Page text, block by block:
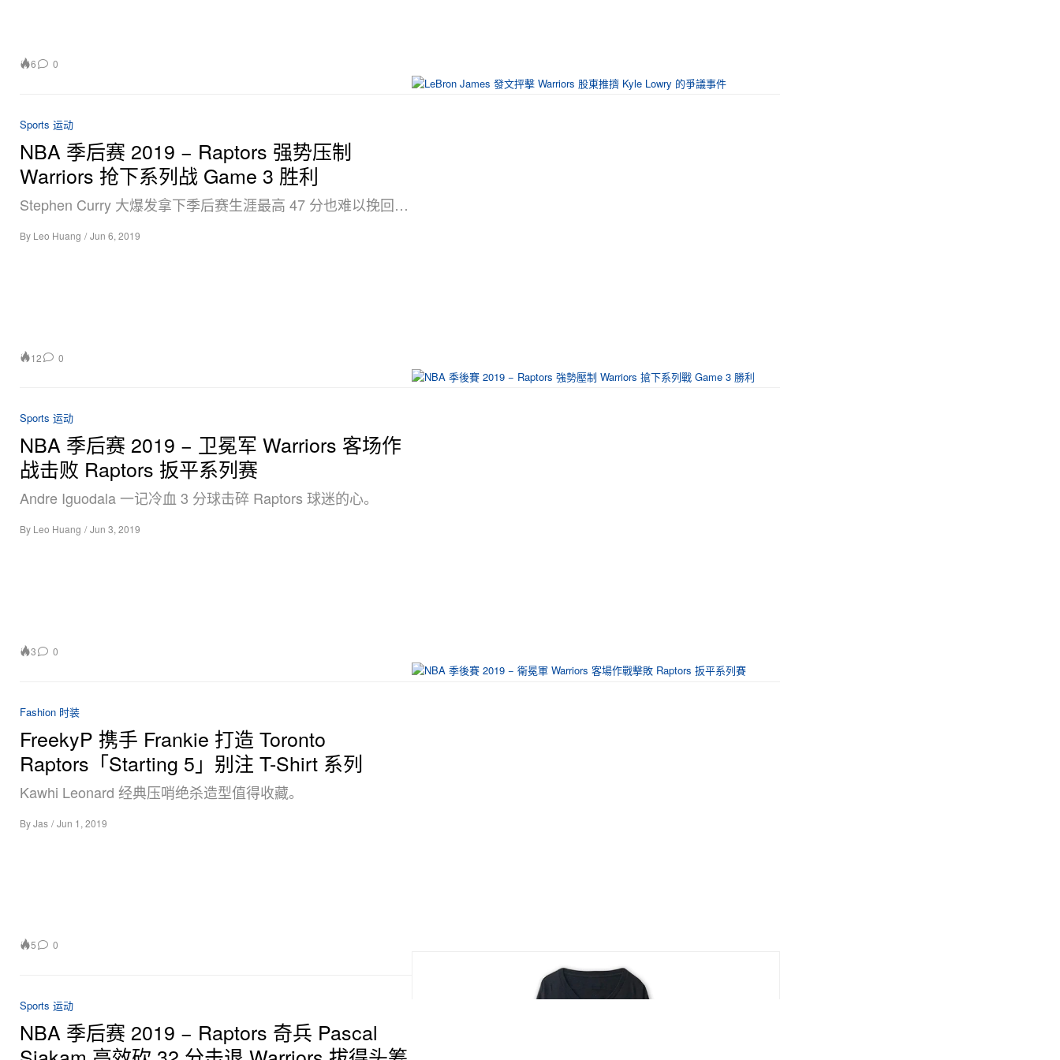
6 0
Sports 运动
NBA 季后赛 2019 − Raptors 强势压制
Warriors 抢下系列战 Game 3 胜利
Stephen Curry 大爆发拿下季后赛生涯最高 47 分也难以挽回…
By Leo Huang / Jun 6, 2019
12 0
Sports 运动
NBA 季后赛 2019 − 卫冕军 Warriors 客场作
战击败 Raptors 扳平系列赛
Andre Iguodala 一记冷血 3 分球击碎 Raptors 球迷的心。
By Leo Huang / Jun 3, 2019
3 0
Fashion 时装
FreekyP 携手 Frankie 打造 Toronto
Raptors「Starting 5」别注 T-Shirt 系列
Kawhi Leonard 经典压哨绝杀造型值得收藏。
ByJas / Jun 1, 2019
5 0
Sports 运动
NBA 季后赛 2019 − Raptors 奇兵 Pascal